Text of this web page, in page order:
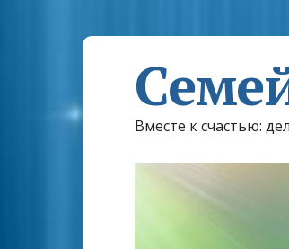
Вместе к счастью: